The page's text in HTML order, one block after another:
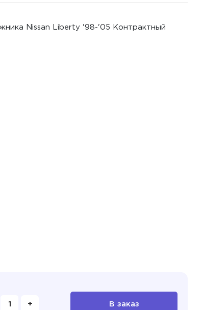
Nissan Liberty '98-'05 Контрактный
+ В заказ